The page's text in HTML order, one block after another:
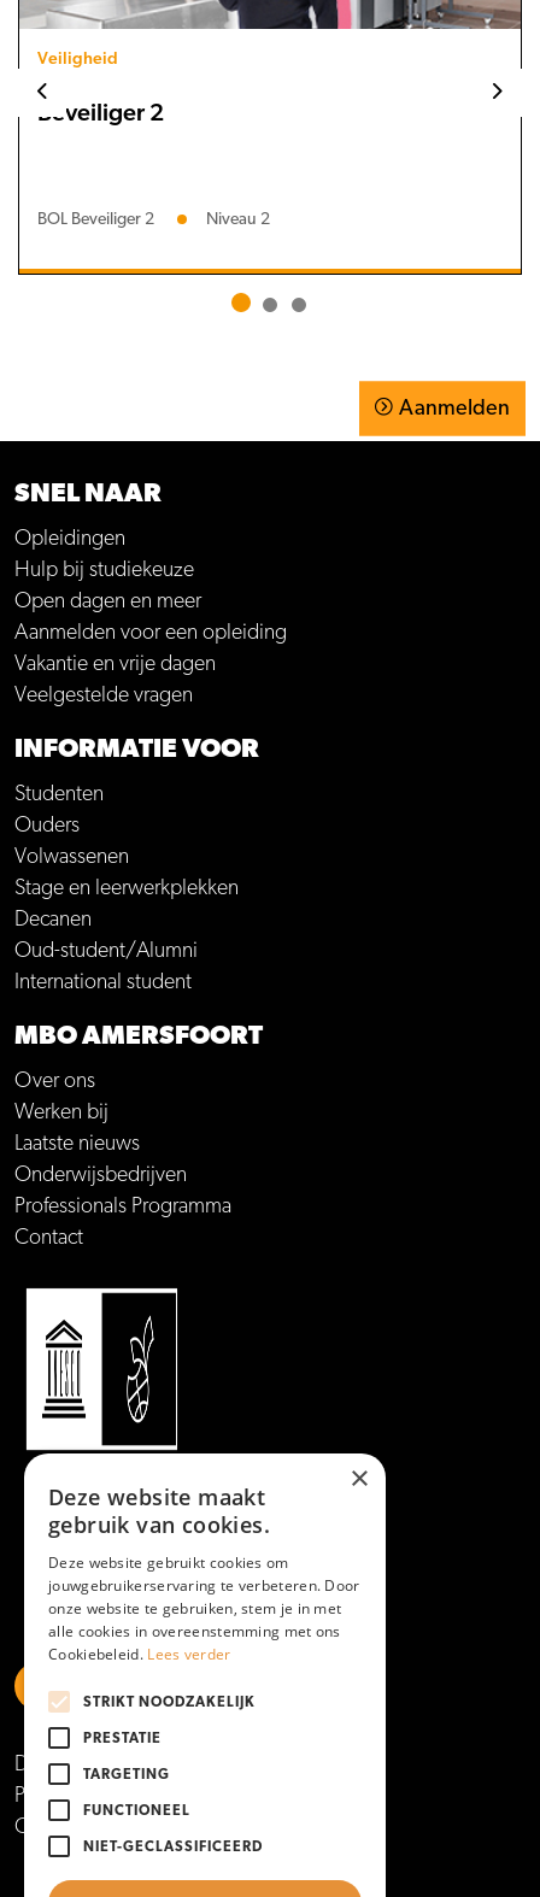
Veiligheid
Beveiliger 2
BOL Beveiliger 2 Niveau 2
Aanmelden
SNEL NAAR
Opleidingen
Hulp bij studiekeuze
Open dagen en meer
Aanmelden voor een opleiding
Vakantie en vrije dagen
Veelgestelde vragen
INFORMATIE VOOR
Studenten
Ouders
Volwassenen
Stage en leerwerkplekken
Decanen
Oud-student/Alumni
International student
MBO AMERSFOORT
Over ons
Werken bij
Laatste nieuws
Onderwijsbedrijven
Professionals Programma
Contact
https://www.linkedin.com/school/mboamersfoort
https://www.instagram.com/mboamersfoort/
https://www.facebook.com/MBOAmersfoort
Disclaimer
Privacy- en cookieverklaring
Copyright 2025
×
Deze website maakt
gebruik van cookies.
Deze website gebruikt cookies om
jouwgebruikerservaring te verbeteren. Door
onze website te gebruiken, stem je in met
alle cookies in overeenstemming met ons
Cookiebeleid. Lees verder
STRIKT NOODZAKELIJK
PRESTATIE
TARGETING
FUNCTIONEEL
NIET-GECLASSIFICEERD